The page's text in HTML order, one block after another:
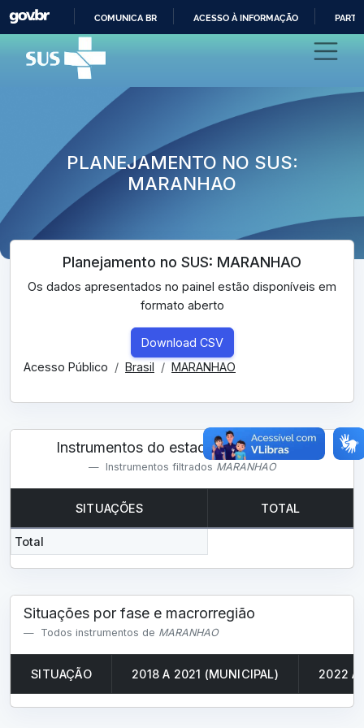
O
COMUNICA BR ACESSO À INFORMAÇÃO
PLANEJAMENTO NO SUS:
MARANHAO
Planejamento no SUS: MARANHAO
Os dados apresentados no painel estão disponíveis em
formato aberto
Download CSV
Acesso Público
Brasil MARANHAO
Instrumentos do estado MARANHAO
Instrumentos filtrados MARANHAO
SITUAÇÕES TOTAL
Total
Situações por fase e macrorregião
Todos instrumentos de MARANHAO
SITUAÇÃO 2018 A 2021 (MUNICIPAL) 2022 A